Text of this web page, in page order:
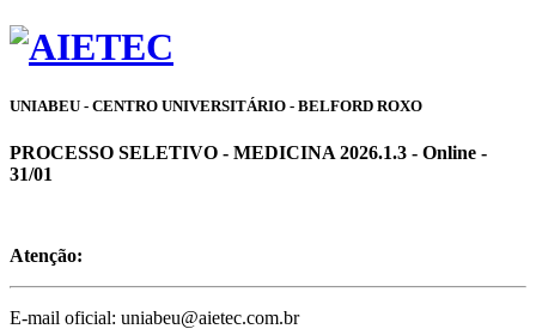
UNIABEU - CENTRO UNIVERSITÁRIO - BELFORD ROXO
PROCESSO SELETIVO - MEDICINA 2026.1.3 - Online -
31/01
Atenção:
E-mail oficial: uniabeu@aietec.com.br